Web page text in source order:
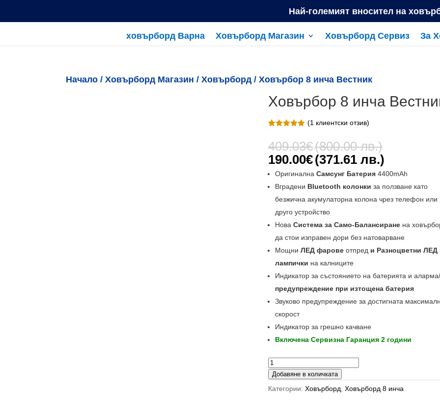
Най-големият вносител на
ховърборд Варна Ховърборд Магазин Ховърборд Сервиз За
Начало /Ховърборд Магазин /Ховърборд/ Ховърбор 8 инча Вестник
Ховърбор 8 инча
базирано
на
потребителс
(1клиентски отзив)
409.03€(800.00 лв.)
was:
409.03€
(800.00
лв.).
190.00€(371.61 лв.)
цена
190.00€
(371.61
ОригиналнаСамсунг Батерия 4400mAh
Вградени Bluetooth колонки за ползване като
безжична акумулаторна колона чрез телефон или
друго устройство
НоваСистема за Само-Балансиране на
да стои изправен дори без натоварване
МощниЛЕД фарове отпред и Разноцветни ЛЕД
лампички на калниците
Индикатор за състоянието на батерията и аларма/
предупреждение при изтощена батерия
Звуково предупреждение за достигната
скорост
Индикатор за грешно качване
Включена Сервизна Гаранция 2 години
количество
за
Ховърбор
Добавяне в количката
Категории:Ховърборд ,Ховърборд 8 инча